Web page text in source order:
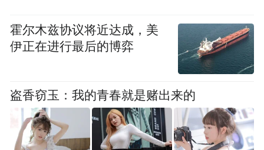
霍尔木兹协议将近达成，美
伊正在进行最后的博弈
盗香窃玉：我的青春就是赌出来的